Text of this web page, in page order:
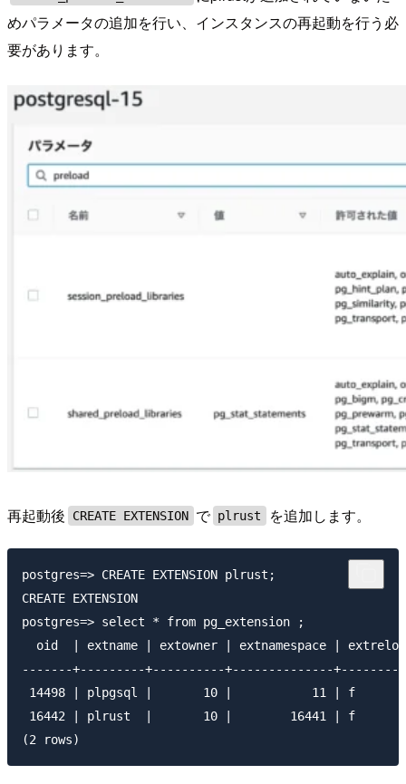
めパラメータの追加を行い、インスタンスの再起動を行う必
要があります。
再起動後 CREATE EXTENSION で plrust を追加します。
postgres=> CREATE EXTENSION plrust;
CREATE EXTENSION
postgres=> select * from pg_extension ;
oid  | extname | extowner | extnamespace |
-------+---------+----------+--------------
14498 | plpgsql |       10 |           11 | f
16442 | plrust  |       10 |        16441 | f